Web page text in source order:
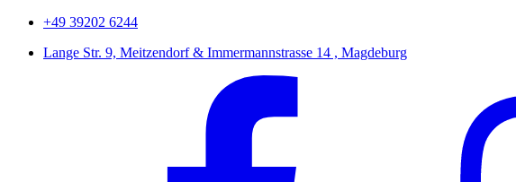
+49 39202 6244
Lange Str. 9, Meitzendorf & Immermannstrasse 14 , Magdeburg